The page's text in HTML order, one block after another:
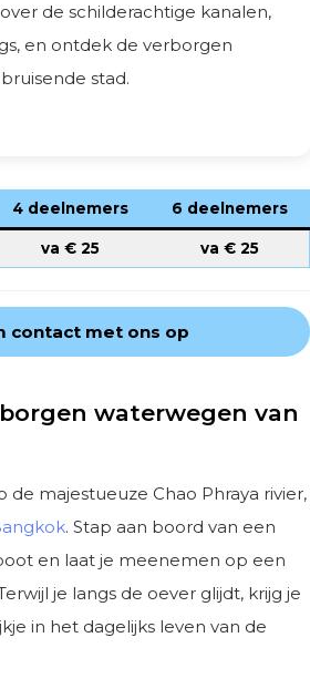
de schilderachtige kanalen,
en ontdek de verborgen
stad.
4 deelnemers 6 deelnemers
va € 25 va € 25
contact met ons op
waterwegen van
de majestueuze Chao Phraya rivier,
. Stap aan boord van een
en laat je meenemen op een
je langs de oever glijdt, krijg je
in het dagelijks leven van de